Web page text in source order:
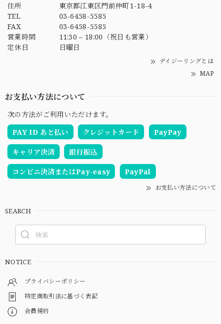
住所
東京都江東区門前仲町1-18-4
TEL
03-6458-5585
FAX
03-6458-5585
営業時間
11:30 – 18:00（祝日も営業）
定休日
日曜日
デイジーリングとは
MAP
お支払い方法について
次の方法がご利用いただけます。
PAY ID あと払い
クレジットカード PayPay
キャリア決済 銀行振込
コンビニ決済またはPay-easy PayPal
お支払い方法について
SEARCH
NOTICE
プライバシーポリシー
特定商取引法に基づく表記
会員規約